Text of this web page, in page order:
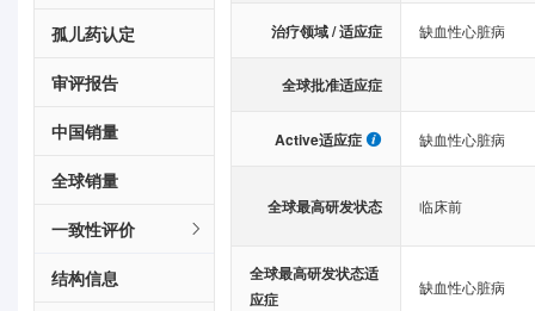
孤儿药认定
审评报告
中国销量
全球销量
一致性评价
结构信息
治疗领域 / 适应症 缺血性心脏病
全球批准适应症
Active适应症 缺血性心脏病
全球最高研发状态 临床前
全球最高研发状态适
应症
缺血性心脏病